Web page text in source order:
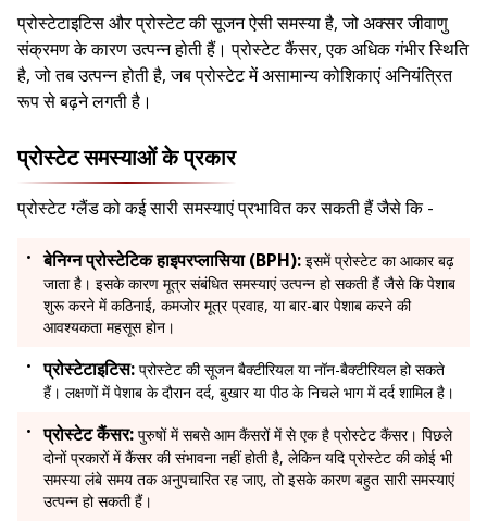
प्रोस्टेटाइटिस और प्रोस्टेट की सूजन ऐसी समस्या है, जो अक्सर जीवाणु
संक्रमण के कारण उत्पन्न होती हैं। प्रोस्टेट कैंसर, एक अधिक गंभीर स्थिति
है, जो तब उत्पन्न होती है, जब प्रोस्टेट में असामान्य कोशिकाएं अनियंत्रित
रूप से बढ़ने लगती है।
प्रोस्टेट समस्याओं के प्रकार
प्रोस्टेट ग्लैंड को कई सारी समस्याएं प्रभावित कर सकती हैं जैसे कि -
बेनिग्न प्रोस्टेटिक हाइपरप्लासिया (BPH): इसमें प्रोस्टेट का आकार बढ़
जाता है। इसके कारण मूत्र संबंधित समस्याएं उत्पन्न हो सकती हैं जैसे कि पेशाब
शुरू करने में कठिनाई, कमजोर मूत्र प्रवाह, या बार-बार पेशाब करने की
आवश्यकता महसूस होन।
प्रोस्टेटाइटिस: प्रोस्टेट की सूजन बैक्टीरियल या नॉन-बैक्टीरियल हो सकते
हैं। लक्षणों में पेशाब के दौरान दर्द, बुखार या पीठ के निचले भाग में दर्द शामिल है।
प्रोस्टेट कैंसर: पुरुषों में सबसे आम कैंसरों में से एक है प्रोस्टेट कैंसर। पिछले
दोनों प्रकारों में कैंसर की संभावना नहीं होती है, लेकिन यदि प्रोस्टेट की कोई भी
समस्या लंबे समय तक अनुपचारित रह जाए, तो इसके कारण बहुत सारी समस्याएं
उत्पन्न हो सकती हैं।